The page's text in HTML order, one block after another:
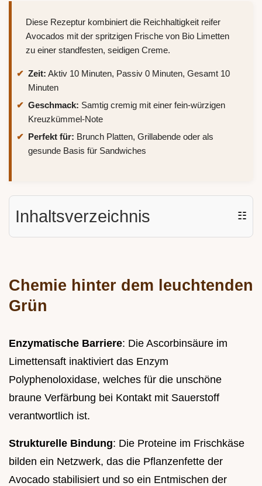
Diese Rezeptur kombiniert die Reichhaltigkeit reifer
Avocados mit der spritzigen Frische von Bio Limetten
zu einer standfesten, seidigen Creme.
Zeit: Aktiv 10 Minuten, Passiv 0 Minuten, Gesamt 10
Minuten
Geschmack: Samtig cremig mit einer fein-würzigen
Kreuzkümmel-Note
Perfekt für: Brunch Platten, Grillabende oder als
gesunde Basis für Sandwiches
Inhaltsverzeichnis ☷
Chemie hinter dem leuchtenden
Grün
Enzymatische Barriere: Die Ascorbinsäure im
Limettensaft inaktiviert das Enzym
Polyphenoloxidase, welches für die unschöne
braune Verfärbung bei Kontakt mit Sauerstoff
verantwortlich ist.
Strukturelle Bindung: Die Proteine im Frischkäse
bilden ein Netzwerk, das die Pflanzenfette der
Avocado stabilisiert und so ein Entmischen der